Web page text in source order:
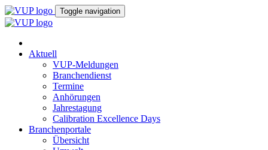
Toggle navigation
Aktuell
VUP-Meldungen
Branchendienst
Termine
Anhörungen
Jahrestagung
Calibration Excellence Days
Branchenportale
Übersicht